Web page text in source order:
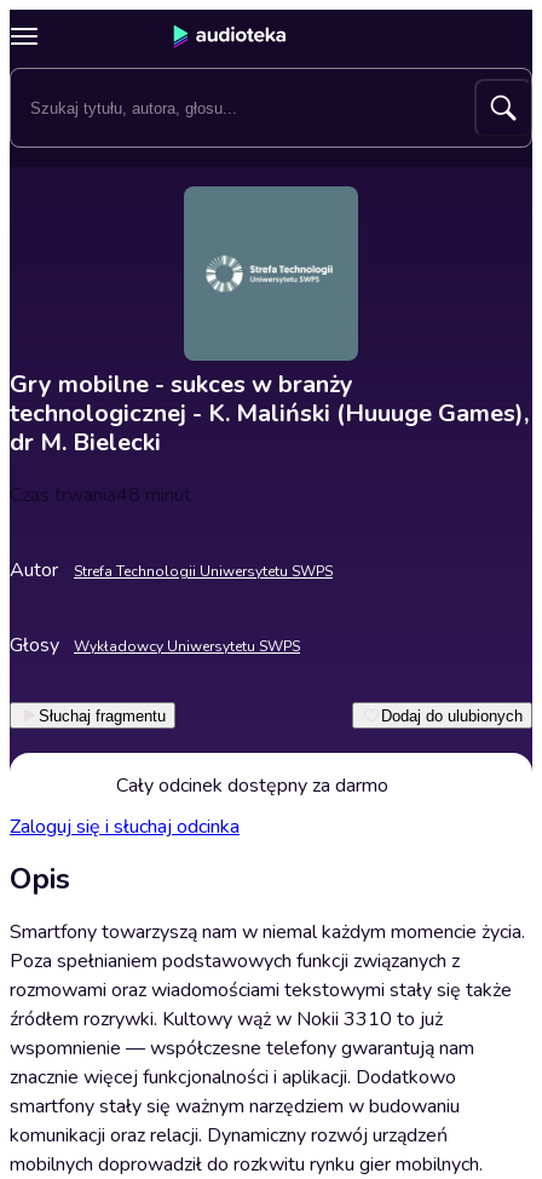
Gry mobilne - sukces w branży
technologicznej - K. Maliński (Huuuge Games),
dr M. Bielecki
Czas trwania48 minut
Autor Strefa Technologii Uniwersytetu SWPS
Głosy Wykładowcy Uniwersytetu SWPS
Słuchaj fragmentu Dodaj do ulubionych
Cały odcinek dostępny za darmo
Zaloguj się i słuchaj odcinka
Opis
Smartfony towarzyszą nam w niemal każdym momencie życia.
Poza spełnianiem podstawowych funkcji związanych z
rozmowami oraz wiadomościami tekstowymi stały się także
źródłem rozrywki. Kultowy wąż w Nokii 3310 to już
wspomnienie — współczesne telefony gwarantują nam
znacznie więcej funkcjonalności i aplikacji. Dodatkowo
smartfony stały się ważnym narzędziem w budowaniu
komunikacji oraz relacji. Dynamiczny rozwój urządzeń
mobilnych doprowadził do rozkwitu rynku gier mobilnych.